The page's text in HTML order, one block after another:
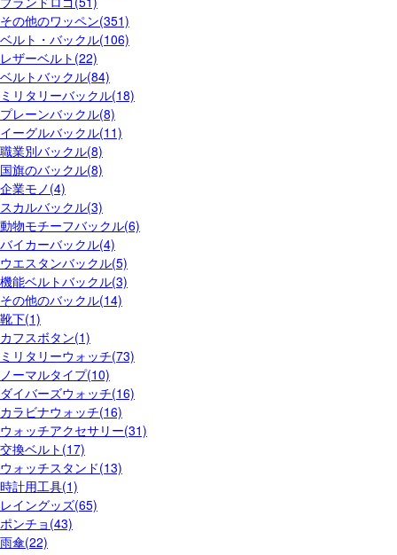
その他のワッペン(351)
ベルト・バックル(106)
レザーベルト(22)
ベルトバックル(84)
ミリタリーバックル(18)
プレーンバックル(8)
イーグルバックル(11)
職業別バックル(8)
国旗のバックル(8)
企業モノ(4)
スカルバックル(3)
動物モチーフバックル(6)
バイカーバックル(4)
ウエスタンバックル(5)
機能ベルトバックル(3)
その他のバックル(14)
靴下(1)
カフスボタン(1)
ミリタリーウォッチ(73)
ノーマルタイプ(10)
ダイバーズウォッチ(16)
カラビナウォッチ(16)
ウォッチアクセサリー(31)
交換ベルト(17)
ウォッチスタンド(13)
時計用工具(1)
レイングッズ(65)
ポンチョ(43)
雨傘(22)